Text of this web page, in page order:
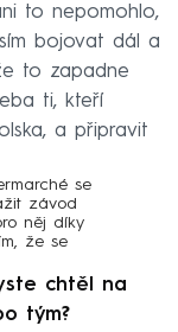
to nepomohlo,
bojovat dál a
to zapadne
ti, kteří
a připravit
se
závod
něj díky
že se
chtěl na
tým?